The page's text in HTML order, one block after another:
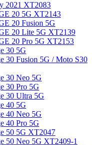
2021 XT2083
20 5G XT2143
20 Fusion 5G
20 Lite 5G XT2139
20 Pro 5G XT2153
30 5G
30 Fusion 5G / Moto S30
30 Neo 5G
30 Pro 5G
30 Ultra 5G
40 5G
40 Neo 5G
40 Pro 5G
50 5G XT2047
50 Neo 5G XT2409-1